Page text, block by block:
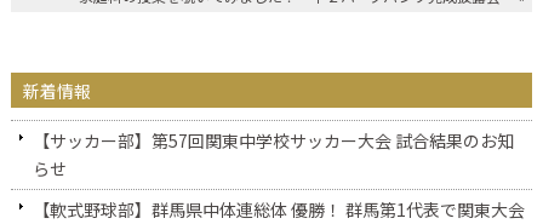
新着情報
【サッカー部】第57回関東中学校サッカー大会 試合結果のお知
らせ
【軟式野球部】群馬県中体連総体 優勝！ 群馬第1代表で関東大会